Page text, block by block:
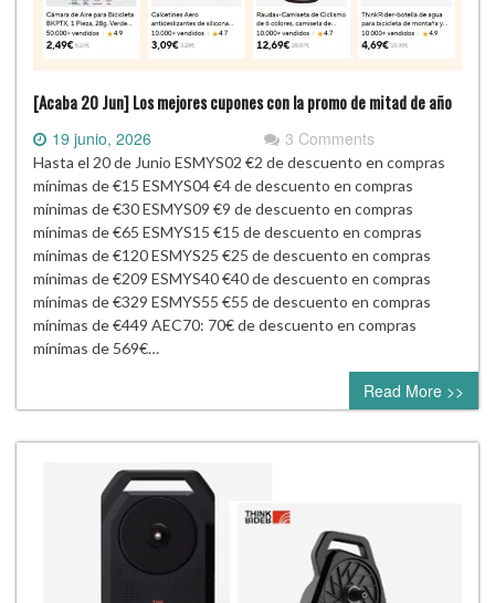
[Acaba 20 Jun] Los mejores cupones con la promo de mitad de año
19 junio, 2026 3 Comments
Hasta el 20 de Junio ESMYS02 €2 de descuento en compras
mínimas de €15 ESMYS04 €4 de descuento en compras
mínimas de €30 ESMYS09 €9 de descuento en compras
mínimas de €65 ESMYS15 €15 de descuento en compras
mínimas de €120 ESMYS25 €25 de descuento en compras
mínimas de €209 ESMYS40 €40 de descuento en compras
mínimas de €329 ESMYS55 €55 de descuento en compras
mínimas de €449 AEC70: 70€ de descuento en compras
mínimas de 569€…
Read More >>